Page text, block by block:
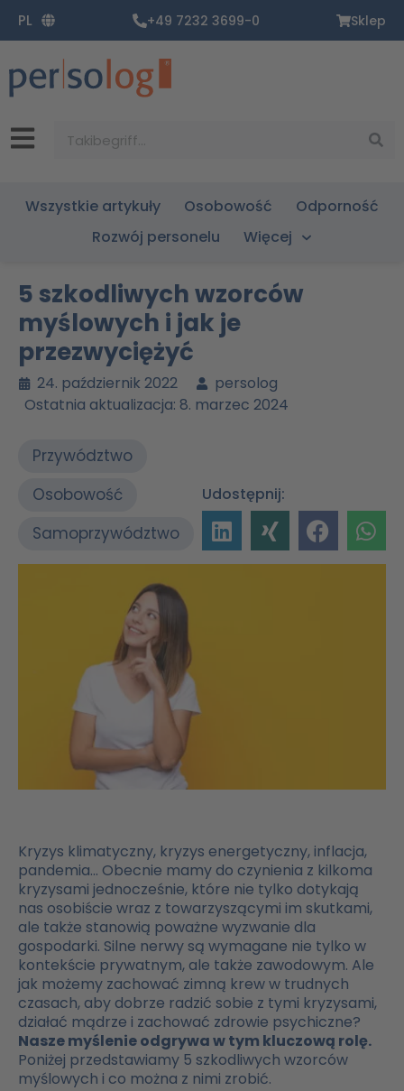
Inhalt
springen
PL +49 7232 3699-0 Sklep
Wszystkie artykuły Osobowość
Odporność
Rozwój personelu
Więcej
5 szkodliwych wzorców
myślowych i jak je
przezwyciężyć
24. październik 2022
persolog
Ostatnia aktualizacja: 8. marzec 2024
Przywództwo
Osobowość
Samoprzywództwo
Udostępnij:
Kryzys klimatyczny, kryzys energetyczny, inflacja,
pandemia... Obecnie mamy do czynienia z kilkoma
kryzysami jednocześnie, które nie tylko dotykają
nas osobiście wraz z towarzyszącymi im skutkami,
ale także stanowią poważne wyzwanie dla
gospodarki. Silne nerwy są wymagane nie tylko w
kontekście prywatnym, ale także zawodowym. Ale
jak możemy zachować zimną krew w trudnych
czasach, aby dobrze radzić sobie z tymi kryzysami,
działać mądrze i zachować zdrowie psychiczne?
Nasze myślenie odgrywa w tym kluczową rolę.
Poniżej przedstawiamy 5 szkodliwych wzorców
myślowych i co można z nimi zrobić.